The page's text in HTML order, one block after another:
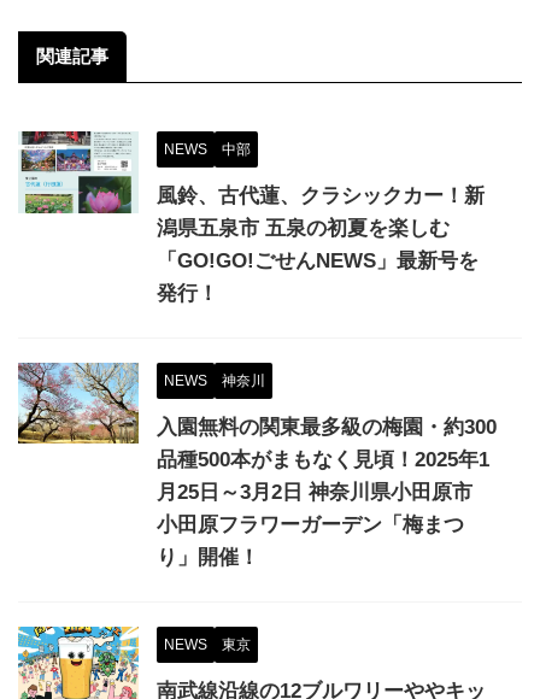
関連記事
NEWS 中部
風鈴、古代蓮、クラシックカー！新
潟県五泉市 五泉の初夏を楽しむ
「GO!GO!ごせんNEWS」最新号を
発行！
NEWS 神奈川
入園無料の関東最多級の梅園・約300
品種500本がまもなく見頃！2025年1
月25日～3月2日 神奈川県小田原市
小田原フラワーガーデン「梅まつ
り」開催！
NEWS 東京
南武線沿線の12ブルワリーややキッ